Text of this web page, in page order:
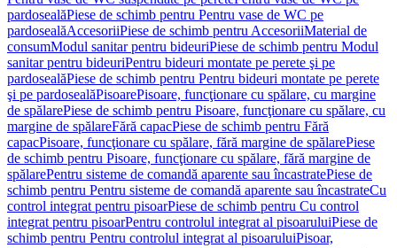
pardosealăPiese de schimb pentru Pentru vase de WC pe
pardosealăAccesoriiPiese de schimb pentru AccesoriiMaterial de
consumModul sanitar pentru bideuriPiese de schimb pentru Modul
sanitar pentru bideuriPentru bideuri montate pe perete şi pe
pardosealăPiese de schimb pentru Pentru bideuri montate pe perete
şi pe pardosealăPisoarePisoare, funcţionare cu spălare, cu margine
de spălarePiese de schimb pentru Pisoare, funcţionare cu spălare, cu
margine de spălareFără capacPiese de schimb pentru Fără
capacPisoare, funcţionare cu spălare, fără margine de spălarePiese
de schimb pentru Pisoare, funcţionare cu spălare, fără margine de
spălarePentru sisteme de comandă aparente sau încastratePiese de
schimb pentru Pentru sisteme de comandă aparente sau încastrateCu
control integrat pentru pisoarPiese de schimb pentru Cu control
integrat pentru pisoarPentru controlul integrat al pisoaruluiPiese de
schimb pentru Pentru controlul integrat al pisoaruluiPisoar,